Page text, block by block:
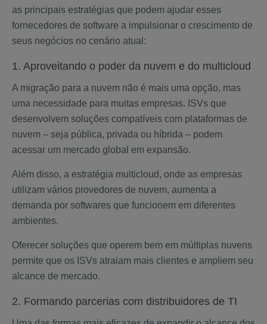
as principais estratégias que podem ajudar esses
fornecedores de software a impulsionar o crescimento de
seus negócios no cenário atual:
1. Aproveitando o poder da nuvem e do multicloud
A migração para a nuvem não é mais uma opção, mas
uma necessidade para muitas empresas. ISVs que
desenvolvem soluções compatíveis com plataformas de
nuvem – seja pública, privada ou híbrida – podem
acessar um mercado global em expansão.
Além disso, a estratégia multicloud, onde as empresas
utilizam vários provedores de nuvem, aumenta a
demanda por softwares que funcionem em diferentes
ambientes.
Oferecer soluções que operem bem em múltiplas nuvens
permite que os ISVs atraiam mais clientes e ampliem seu
alcance de mercado.
2. Formando parcerias com distribuidores de TI